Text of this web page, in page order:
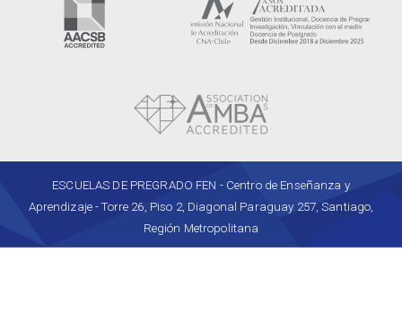
ESCUELAS DE PREGRADO FEN - Centro de Enseñanza y
Aprendizaje - Torre 26, Piso 2, Diagonal Paraguay 257, Santiago,
Región Metropolitana